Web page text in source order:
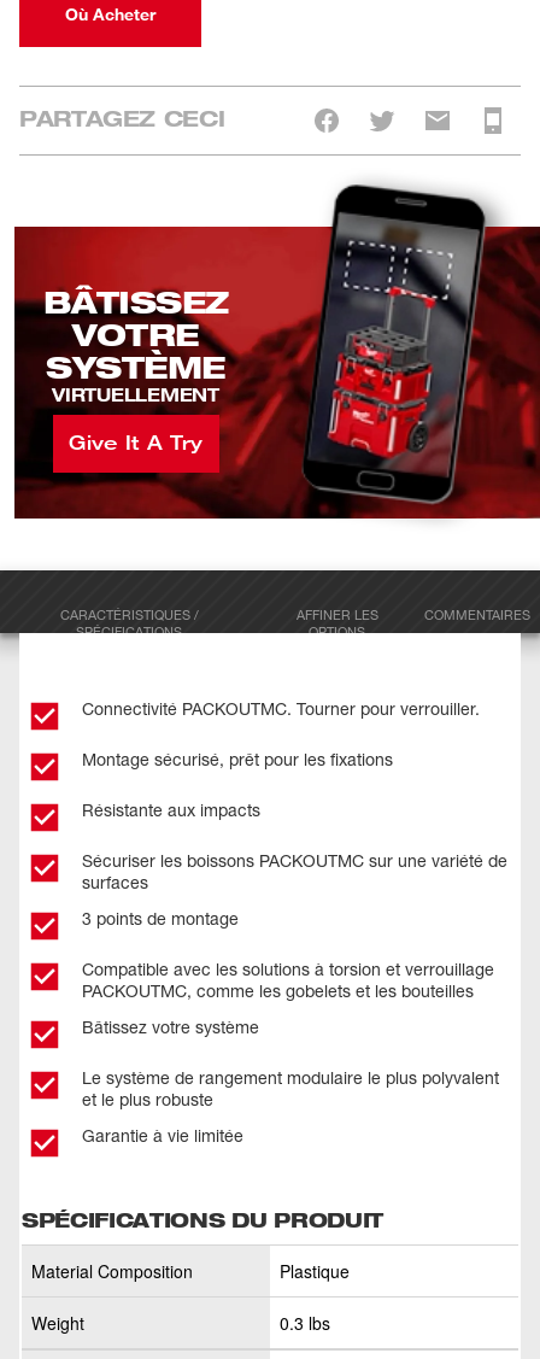
Où Acheter
PARTAGEZ CECI
BÂTISSEZ
VOTRE
SYSTÈME
VIRTUELLEMENT
Give It A Try
CARACTÉRISTIQUES /
SPÉCIFICATIONS
AFFINER LES
OPTIONS
COMMENTAIRES
Connectivité PACKOUTMC. Tourner pour verrouiller.
Montage sécurisé, prêt pour les fixations
Résistante aux impacts
Sécuriser les boissons PACKOUTMC sur une variété de
surfaces
3 points de montage
Compatible avec les solutions à torsion et verrouillage
PACKOUTMC, comme les gobelets et les bouteilles
Bâtissez votre système
Le système de rangement modulaire le plus polyvalent
et le plus robuste
Garantie à vie limitée
SPÉCIFICATIONS DU PRODUIT
Material Composition Plastique
Weight 0.3 lbs